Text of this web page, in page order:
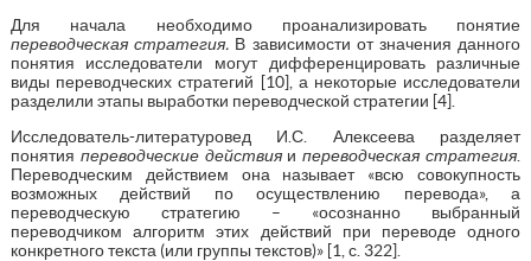
Для начала необходимо проанализировать понятие
переводческая стратегия. В зависимости от значения данного
понятия исследователи могут дифференцировать различные
виды переводческих стратегий [10], а некоторые исследователи
разделили этапы выработки переводческой стратегии [4].
Исследователь-литературовед И.С. Алексеева разделяет
понятия переводческие действияипереводческая стратегия
Переводческим действием она называет «всю совокупность
возможных действий по осуществлению перевода», а
переводческую стратегию – «осознанно выбранный
переводчиком алгоритм этих действий при переводе одного
конкретного текста (или группы текстов)» [1, с. 322].